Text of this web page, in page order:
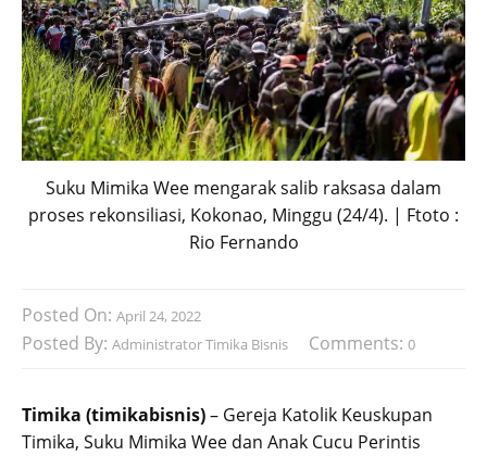
Suku Mimika Wee mengarak salib raksasa dalam
proses rekonsiliasi, Kokonao, Minggu (24/4). | Ftoto :
Rio Fernando
Posted On: April 24, 2022
Posted By: Administrator Timika Bisnis Comments: 0
Timika (timikabisnis)– Gereja Katolik Keuskupan
Timika, Suku Mimika Wee dan Anak Cucu Perintis